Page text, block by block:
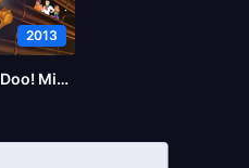
2013
Scooby-Doo! Miedo al escenario